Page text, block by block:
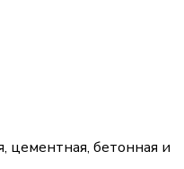
цементная, бетонная и